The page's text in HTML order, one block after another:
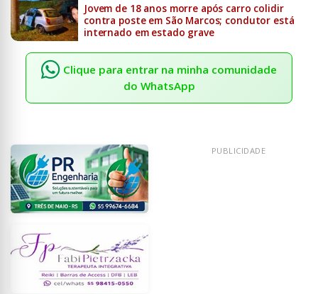
Jovem de 18 anos morre após carro colidir
contra poste em São Marcos; condutor está
internado em estado grave
Clique para entrar na minha comunidade
do WhatsApp